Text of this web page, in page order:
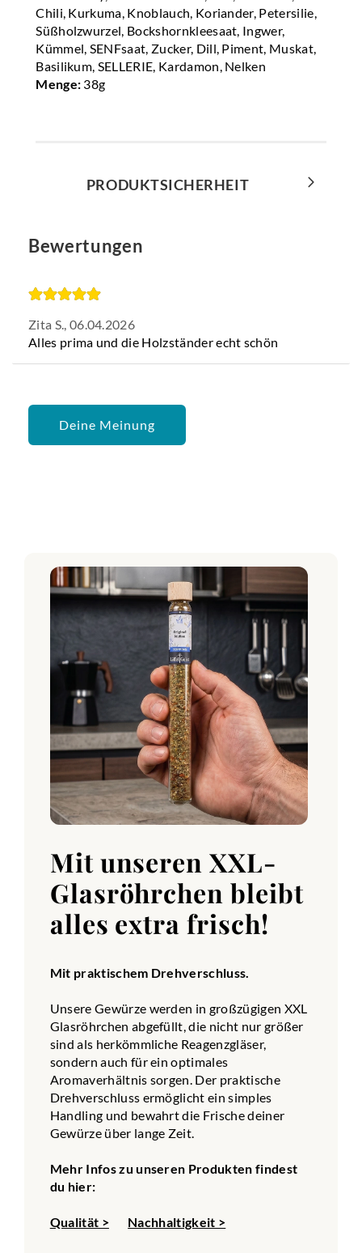
Chili, Kurkuma, Knoblauch, Koriander, Petersilie,
Süßholzwurzel, Bockshornkleesaat, Ingwer,
Kümmel, SENFsaat, Zucker, Dill, Piment, Muskat,
Basilikum, SELLERIE, Kardamon, Nelken
Menge: 38g
PRODUKTSICHERHEIT
Bewertungen
Zita S., 06.04.2026
Alles prima und die Holzständer echt schön
Deine Meinung
Mit unseren XXL-
Glasröhrchen bleibt
alles extra frisch!
Mit praktischem Drehverschluss.
Unsere Gewürze werden in großzügigen XXL
Glasröhrchen abgefüllt, die nicht nur größer
sind als herkömmliche Reagenzgläser,
sondern auch für ein optimales
Aromaverhältnis sorgen. Der praktische
Drehverschluss ermöglicht ein simples
Handling und bewahrt die Frische deiner
Gewürze über lange Zeit.
Mehr Infos zu unseren Produkten findest
du hier:
Qualität > Nachhaltigkeit >